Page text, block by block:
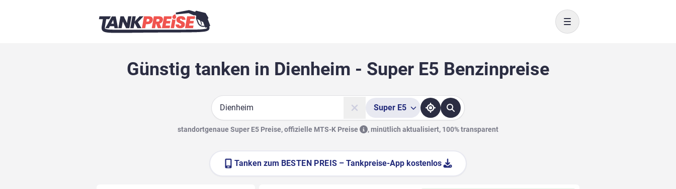
Toggle navigation
Günstig tanken in Dienheim - Super E5 Benzinpreise
Suche
Super E5
standortgenaue Super E5 Preise, offizielle MTS-K Preise ,minütlich aktualisiert, 100% transparent
Tanken zum BESTEN PREIS – Tankpreise-App kostenlos